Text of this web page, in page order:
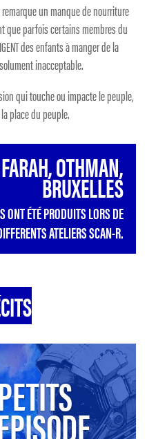
un manque de nourriture
que parfois certains membres du
des enfants à manger de la
inacceptable.
qui touche ou impacte le peuple,
place du peuple.
OTHMAN,
BRUXELLES
ONT ÉTÉ PRODUITS LORS DE
ATELIERS SCAN-R.